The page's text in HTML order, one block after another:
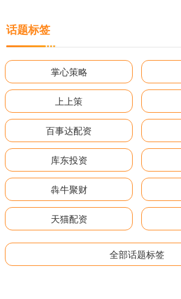
话题标签
掌心策略
上上策
百事达配资
库东投资
犇牛聚财
天猫配资
全部话题标签